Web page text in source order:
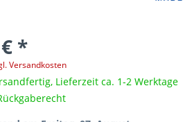
*
Versandkosten
Lieferzeit ca. 1-2 Werktage